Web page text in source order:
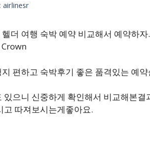
airlinesr
더 여행 숙박 예약 비교해서 예약하
편하고 숙박후기 좋은 품격있는 예
있으니 신중하게 확인해서 비교해본
고 따져보시는게좋아요.